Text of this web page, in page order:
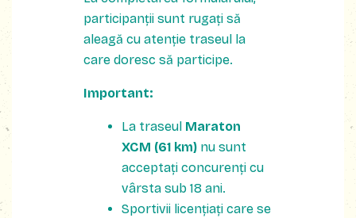
participanții sunt rugați să
aleagă cu atenție traseul la
care doresc să participe.
Important:
La traseul Maraton
XCM (61 km) nu sunt
acceptați concurenți cu
vârsta sub 18 ani.
Sportivii licențiați care se